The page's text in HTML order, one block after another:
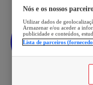
Nós e os nossos
Utilizar dados de
Armazenar e/ou aceder a
publicidade e conteúdos,
Lista de parceiros